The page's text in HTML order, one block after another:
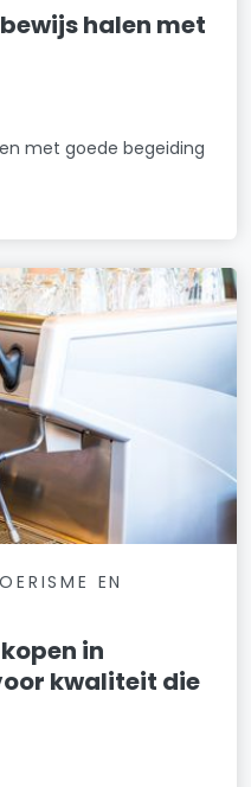
halen met
met goede begeiding
EN
in
kwaliteit die